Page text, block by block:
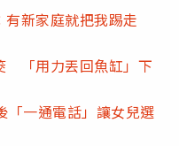
新家庭就把我踢走
「用力丟回魚缸」下
一通電話」讓女兒選